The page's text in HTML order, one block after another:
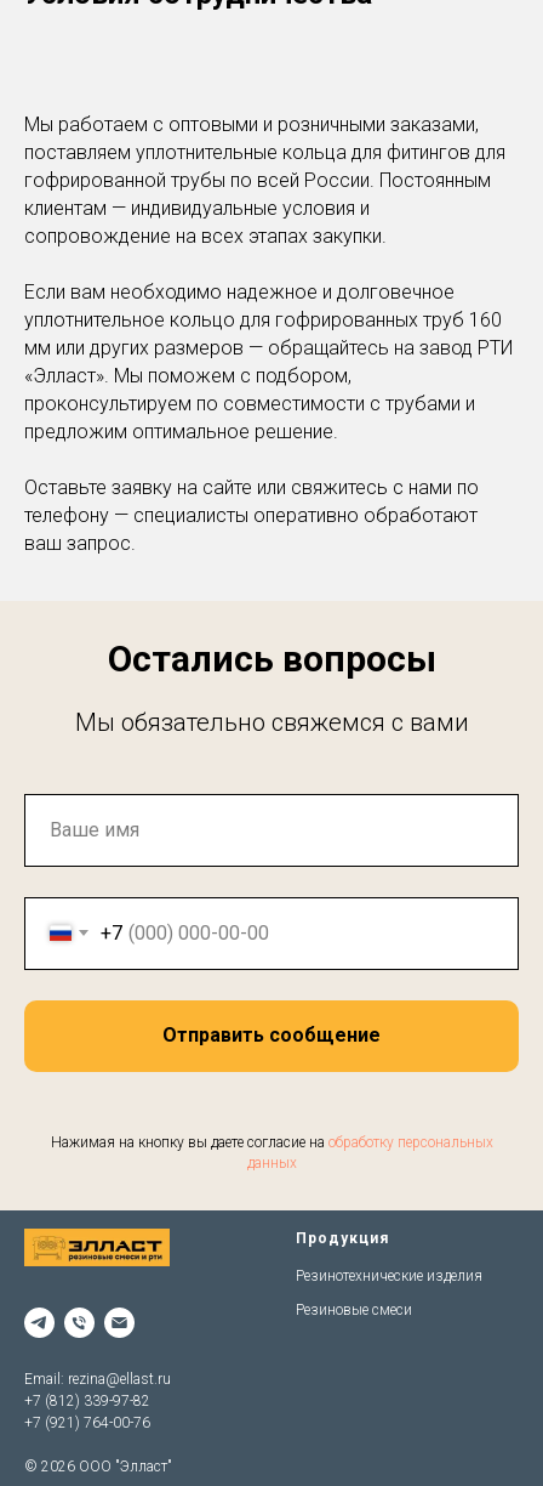
Мы работаем с оптовыми и розничными заказами,
поставляем уплотнительные кольца для фитингов для
гофрированной трубы по всей России. Постоянным
клиентам — индивидуальные условия и
сопровождение на всех этапах закупки.
Если вам необходимо надежное и долговечное
уплотнительное кольцо для гофрированных труб 160
мм или других размеров — обращайтесь на завод РТИ
«Элласт». Мы поможем с подбором,
проконсультируем по совместимости с трубами и
предложим оптимальное решение.
Оставьте заявку на сайте или свяжитесь с нами по
телефону — специалисты оперативно обработают
ваш запрос.
Остались вопросы
Мы обязательно свяжемся с вами
+7
Отправить сообщение
Нажимая на кнопку вы даете согласие на обработку персональных
данных
Email: rezina@ellast.ru
+7 (812) 339-97-82
+7 (921) 764-00-76
© 2026 ООО "Элласт"
Продукция
Резинотехнические изделия
Резиновые смеси